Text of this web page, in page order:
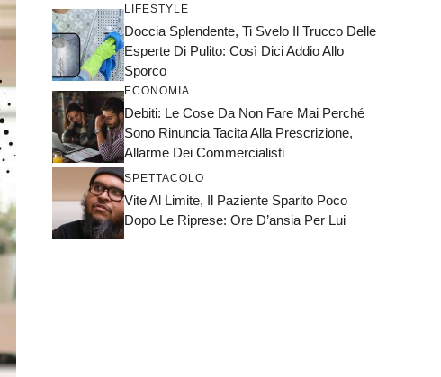
LIFESTYLE
Doccia Splendente, Ti Svelo Il Trucco Delle
Esperte Di Pulito: Così Dici Addio Allo
Sporco
ECONOMIA
Debiti: Le Cose Da Non Fare Mai Perché
Sono Rinuncia Tacita Alla Prescrizione,
Allarme Dei Commercialisti
SPETTACOLO
Vite Al Limite, Il Paziente Sparito Poco
Dopo Le Riprese: Ore D’ansia Per Lui